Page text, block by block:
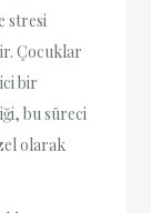
stresi
Çocuklar
bir
bu süreci
olarak